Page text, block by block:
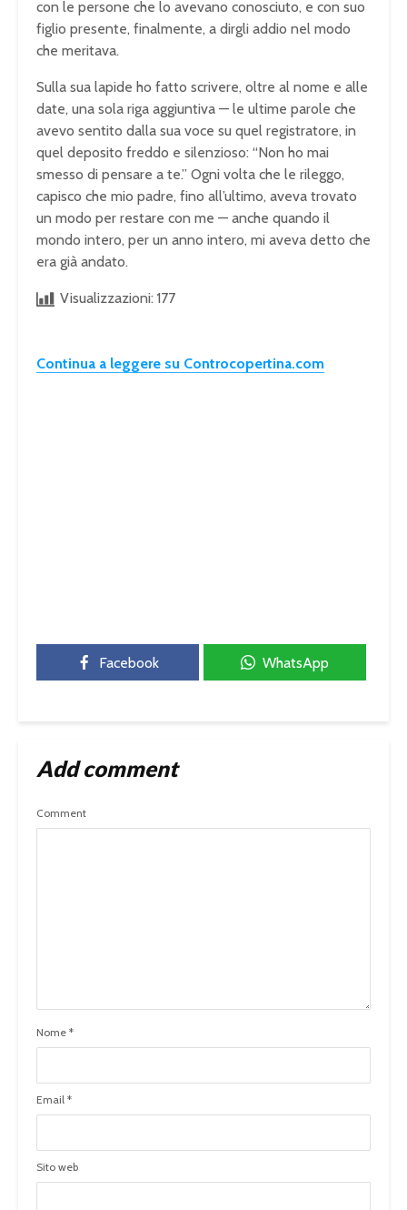
con le persone che lo avevano conosciuto, e con suo
figlio presente, finalmente, a dirgli addio nel modo
che meritava.
Sulla sua lapide ho fatto scrivere, oltre al nome e alle
date, una sola riga aggiuntiva — le ultime parole che
avevo sentito dalla sua voce su quel registratore, in
quel deposito freddo e silenzioso: “Non ho mai
smesso di pensare a te.” Ogni volta che le rileggo,
capisco che mio padre, fino all’ultimo, aveva trovato
un modo per restare con me — anche quando il
mondo intero, per un anno intero, mi aveva detto che
era già andato.
Visualizzazioni: 177
Continua a leggere su Controcopertina.com
Facebook WhatsApp
Add comment
Comment
Nome *
Email *
Sito web